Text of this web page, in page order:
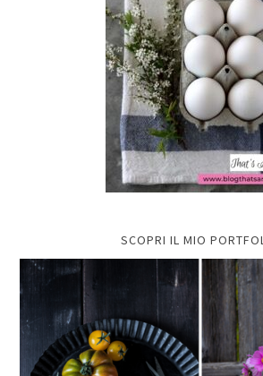
SCOPRI IL MIO